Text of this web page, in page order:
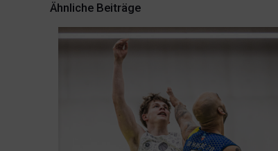
Ähnliche Beiträge